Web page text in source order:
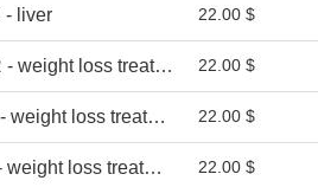
- liver 22.00 $
loss treatment 22.00 $
loss treatment 22.00 $
loss treatment 22.00 $